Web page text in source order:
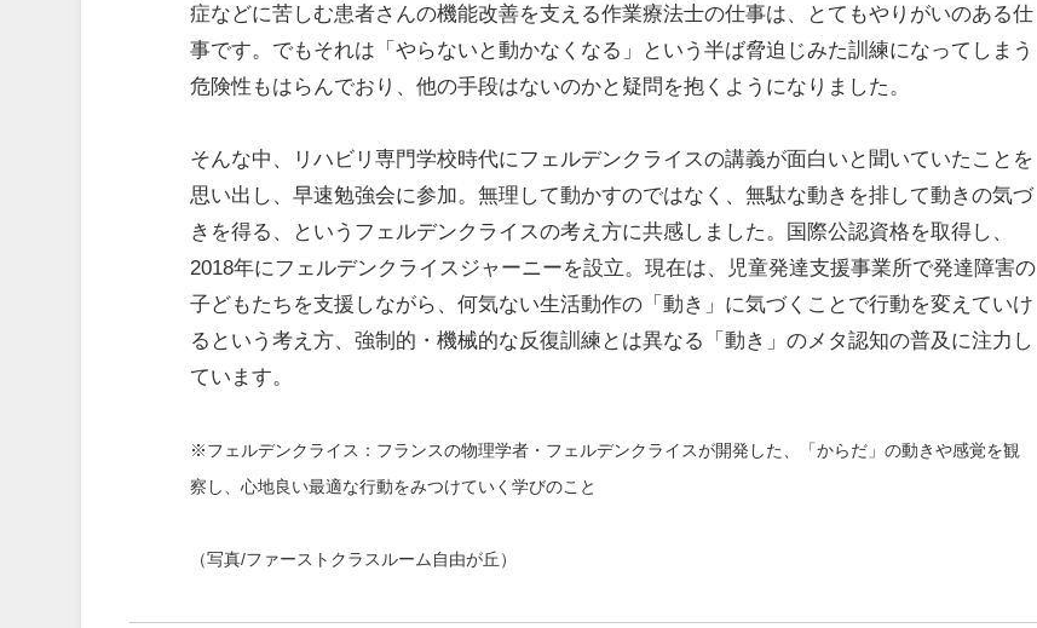
症などに苦しむ患者さんの機能改善を支える作業療法士の仕事は、とてもやりがいのある仕
事です。でもそれは「やらないと動かなくなる」という半ば脅迫じみた訓練になってしまう
危険性もはらんでおり、他の手段はないのかと疑問を抱くようになりました。
そんな中、リハビリ専門学校時代にフェルデンクライスの講義が面白いと聞いていたことを
思い出し、早速勉強会に参加。無理して動かすのではなく、無駄な動きを排して動きの気づ
きを得る、というフェルデンクライスの考え方に共感しました。国際公認資格を取得し、
2018年にフェルデンクライスジャーニーを設立。現在は、児童発達支援事業所で発達障害の
子どもたちを支援しながら、何気ない生活動作の「動き」に気づくことで行動を変えていけ
るという考え方、強制的・機械的な反復訓練とは異なる「動き」のメタ認知の普及に注力し
ています。
※フェルデンクライス：フランスの物理学者・フェルデンクライスが開発した、「からだ」の動きや感覚を観
察し、心地良い最適な行動をみつけていく学びのこと
（写真/ファーストクラスルーム自由が丘）